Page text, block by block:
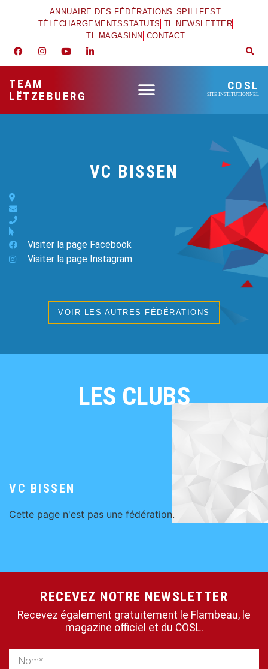
ANNUAIRE DES FÉDÉRATIONS SPILLFEST
TÉLÉCHARGEMENTSSTATUTS TL NEWSLETTER
TL MAGASINN CONTACT
TEAM
LËTZEBUERG
COSL
SITE INSTITUTIONNEL
VC BISSEN
Visiter la page Facebook
Visiter la page Instagram
VOIR LES AUTRES FÉDÉRATIONS
LES CLUBS
VC BISSEN
Cette page n'est pas une fédération.
RECEVEZ NOTRE NEWSLETTER
Recevez également gratuitement le Flambeau, le
magazine officiel et du COSL.